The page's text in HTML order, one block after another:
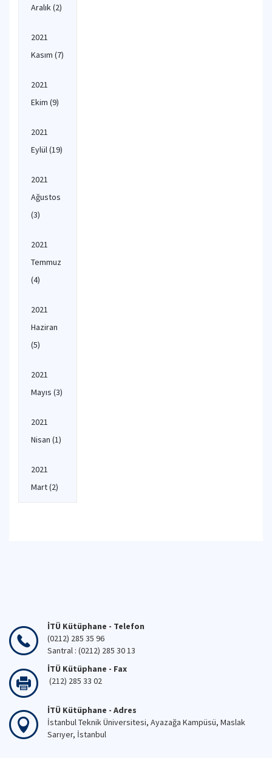
Aralık(2)
2021
Kasım (7)
2021
Ekim (9)
2021
Eylül(19)
2021
Ağustos
(3)
2021
Temmuz
(4)
2021
Haziran
(5)
2021
Mayıs (3)
2021
Nisan (1)
2021
Mart(2)
İTÜ Kütüphane - Telefon
(0212) 285 35 96
Santral : (0212) 285 30 13
İTÜ Kütüphane - Fax
(212) 285 33 02
İTÜ Kütüphane - Adres
İstanbul Teknik Üniversitesi, Ayazağa Kampüsü, Maslak
Sarıyer, İstanbul